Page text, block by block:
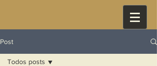
Post
Todos posts